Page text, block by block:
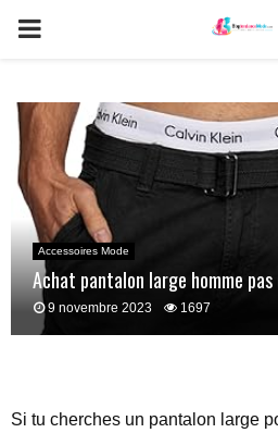
PRIMARY
Accessoires Mode
Achat pantalon large homme
9 novembre 2023 1697
Si tu cherches un pantalon large